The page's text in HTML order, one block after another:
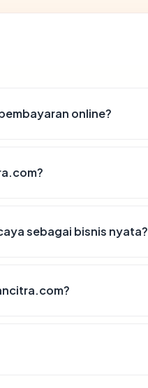
online?
sebagai bisnis nyata?